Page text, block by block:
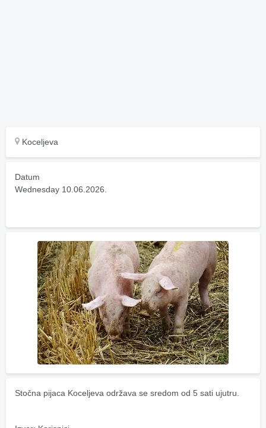
Koceljeva
Datum
Wednesday 10.06.2026.
Stočna pijaca Koceljeva održava se sredom od 5 sati ujutru.